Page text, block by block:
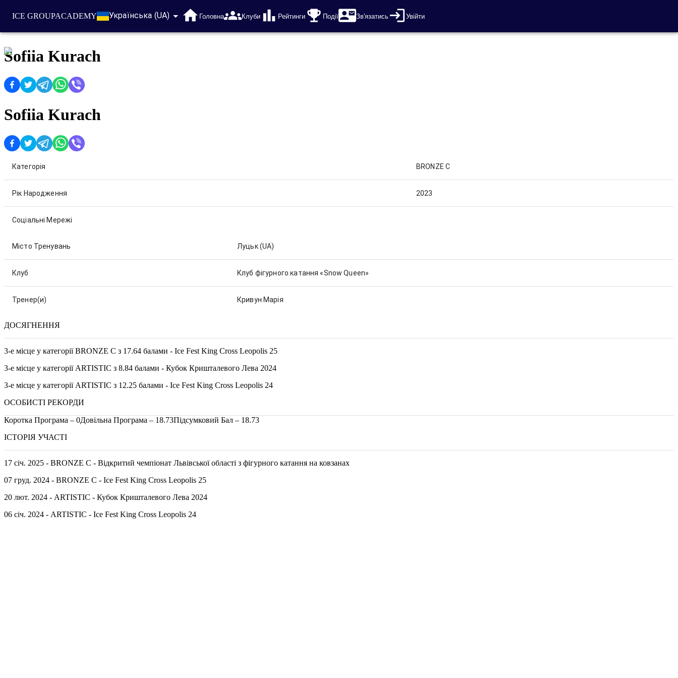
ICE GROUPACADEMY Українська (UA) Головна Клуби Рейтинги Події Зв'язатись Увійти
Sofiia Kurach
Sofiia Kurach
Категорія BRONZE C
Рік Народження 2023
Соціальні Мережі
Місто Тренувань Луцьк (UA)
Клуб Клуб фігурного катання «Snow Queen»
Тренер(и) Кривун Марія
ДОСЯГНЕННЯ
3-е місце у категорії BRONZE C з 17.64 балами - Ice Fest King Cross Leopolis 25
3-е місце у категорії ARTISTIC з 8.84 балами - Кубок Кришталевого Лева 2024
3-е місце у категорії ARTISTIC з 12.25 балами - Ice Fest King Cross Leopolis 24
ОСОБИСТІ РЕКОРДИ
Коротка Програма – 0Довільна Програма – 18.73Підсумковий Бал – 18.73
ІСТОРІЯ УЧАСТІ
17 січ. 2025 - BRONZE C - Відкритий чемпіонат Львівської області з фігурного катання на ковзанах
07 груд. 2024 - BRONZE C - Ice Fest King Cross Leopolis 25
20 лют. 2024 - ARTISTIC - Кубок Кришталевого Лева 2024
06 січ. 2024 - ARTISTIC - Ice Fest King Cross Leopolis 24